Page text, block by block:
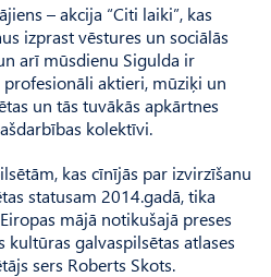
– akcija “Citi laiki”, kas
izprast vēstures un sociālās
arī mūsdienu Sigulda ir
profesionāli aktieri, mūziķi un
un tās tuvākās apkārtnes
kolektīvi.
kas cīnījās par izvirzīšanu
statusam 2014.gadā, tika
mājā notikušajā preses
kultūras galvaspilsētas atlases
sers Roberts Skots.